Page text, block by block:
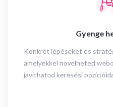
Gyenge
Konkrét lépéseket és
amelyekkel növelheted
javíthatod keresési